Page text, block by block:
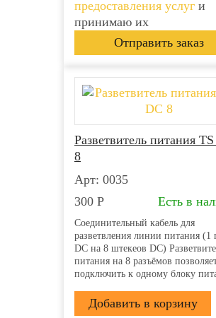
предоставления услуг и
принимаю их
Разветвитель питания
8
Арт: 0035
300 Р Есть в
Соединительный кабель для
разветвления линии питания (1
DC на 8 штекеов DC)
питания на 8 разъёмов
подключить к одному блоку
Вход: Гнездо питания DC типа
(внутренний контакт 2.1 мм)